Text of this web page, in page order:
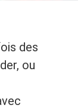
des
ou